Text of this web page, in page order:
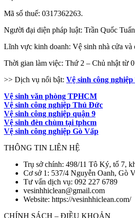
Mã số thuế: 0317362263.
Người đại diện pháp luật: Trần Quốc
Lĩnh vực kinh doanh: Vệ sinh nhà cửa và
Thời gian làm việc: Thứ 2 – Chủ nhật từ
>> Dịch vụ nổi bật: Vệ sinh công
Vệ sinh văn phòng TPHCM
Vệ sinh công nghiệp Thủ Đức
Vệ sinh công nghiệp quận 9
Vệ sinh đèn chùm tại tphcm
Vệ sinh công nghiệp Gò Vấp
THÔNG TIN LIÊN HỆ
Trụ sở chính: 498/11 Tô Ký, tổ 7,
Cơ sở 1: 537/4 Nguyễn Oanh, Gò
Tư vấn dịch vụ: 092 227 6789
vesinhhiclean@gmail.com
Website: https://vesinhhiclean.com/
CHÍNH SÁCH – ĐIỀU KHOẢN